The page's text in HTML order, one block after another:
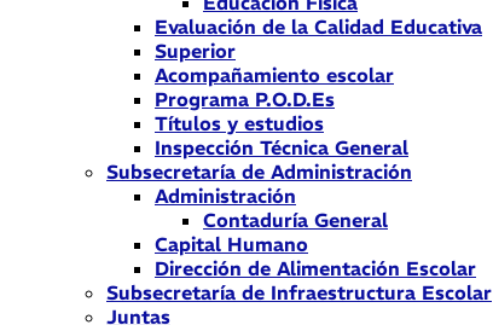
Evaluación de la Calidad Educativa
Superior
Acompañamiento escolar
Programa P.O.D.Es
Títulos y estudios
Inspección Técnica General
Subsecretaría de Administración
Administración
Contaduría General
Capital Humano
Dirección de Alimentación Escolar
Subsecretaría de Infraestructura Escolar
Juntas